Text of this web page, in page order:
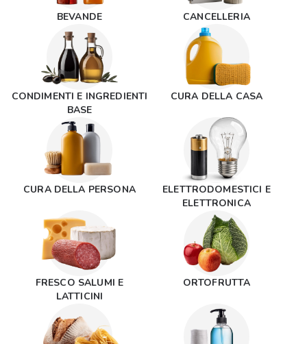
BEVANDE CANCELLERIA
CONDIMENTI E INGREDIENTI
BASE
CURA DELLA CASA
CURA DELLA PERSONA
ELETTRODOMESTICI E
ELETTRONICA
FRESCO SALUMI E
LATTICINI
ORTOFRUTTA